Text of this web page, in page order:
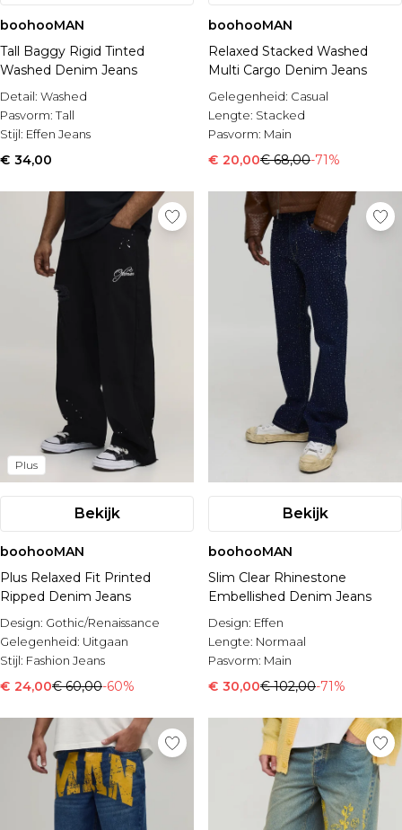
boohooMAN
Tall Baggy Rigid Tinted
Washed Denim Jeans
Detail: Washed
Pasvorm:Tall
Stijl: Effen Jeans
€ 34,00
boohooMAN
Relaxed Stacked Washed
Multi Cargo Denim Jeans
Gelegenheid: Casual
Lengte: Stacked
Pasvorm: Main
€ 20,00€ 68,00-71%
Plus
Bekijk
boohooMAN
Plus Relaxed Fit Printed
Ripped Denim Jeans
Design: Gothic/Renaissance
Gelegenheid: Uitgaan
Stijl: Fashion Jeans
€ 24,00€ 60,00-60%
Bekijk
boohooMAN
Slim Clear Rhinestone
Embellished Denim Jeans
Design: Effen
Lengte: Normaal
Pasvorm: Main
€ 30,00€ 102,00-71%